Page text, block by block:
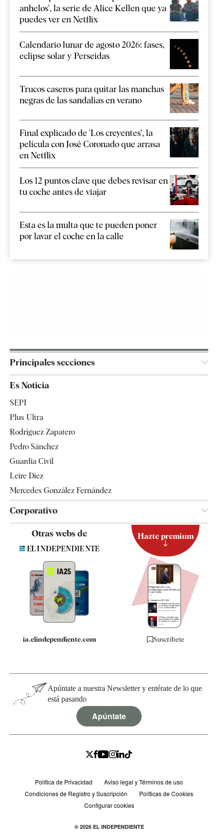
anhelos', la serie de Alice Kellen que ya
puedes ver en Netflix
Calendario lunar de agosto 2026: fases,
eclipse solar y Perseidas
Trucos caseros para quitar las manchas
negras de las sandalias en verano
Final explicado de 'Los creyentes', la
película con José Coronado que arrasa
en Netflix
Los 12 puntos clave que debes revisar en
tu coche antes de viajar
Esta es la multa que te pueden poner
por lavar el coche en la calle
Principales secciones
Televisión
Es Noticia
SEPI
Plus Ultra
Rodríguez Zapatero
Pedro Sánchez
Guardia Civil
Leire Díez
Mercedes González Fernández
Corporativo
Quiénes somos
Especificaciones
Otras webs de
ia.elindependiente.com
Hazte premium
Suscríbete
Apúntate a nuestra Newsletter y entérate de lo que
está pasando
Apúntate
Política de Privacidad
Aviso legal y Términos de uso
Condiciones de Registro y Suscripción
Políticas de Cookies
Configurar cookies
© 2026 EL INDEPENDIENTE